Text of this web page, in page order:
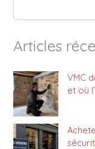
Articles
VMC
et où